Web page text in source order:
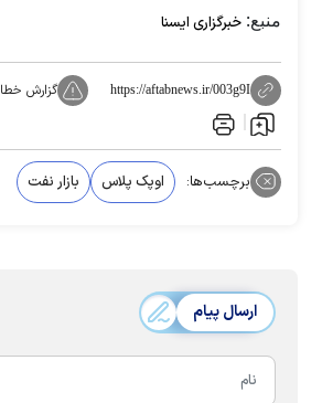
منبع: خبرگزاری ایسنا
https://aftabnews.ir/003g9I گزارش خطا
برچسب‌ها: اوپک پلاس بازار نفت
ارسال پیام